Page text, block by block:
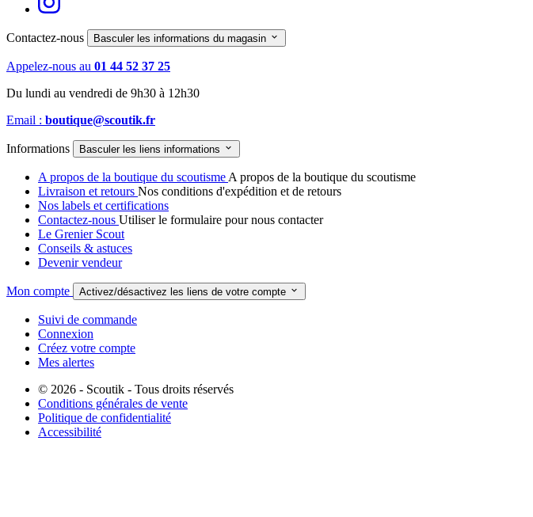
Contactez-nous Basculer les informations du magasin 
Appelez-nous au 01 44 52 37 25
Du lundi au vendredi de 9h30 à 12h30
Email : boutique@scoutik.fr
Informations Basculer les liens informations 
A propos de la boutique du scoutismeA propos de la boutique du scoutisme
Livraison et retours Nos conditions d'expédition et de retours
Nos labels et certifications
Contactez-nous Utiliser le formulaire pour nous contacter
Le Grenier Scout
Conseils & astuces
Devenir vendeur
Mon compte Activez/désactivez les liens de votre compte 
Suivi de commande
Connexion
Créez votre compte
Mes alertes
© 2026 - Scoutik - Tous droits réservés
Conditions générales de vente
Politique de confidentialité
Accessibilité